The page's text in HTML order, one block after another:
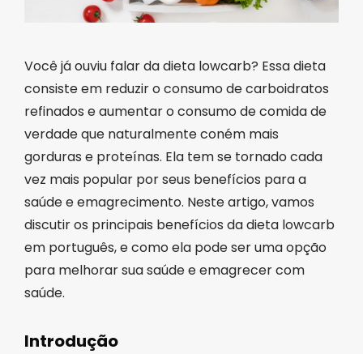
Você já ouviu falar da dieta lowcarb? Essa dieta
consiste em reduzir o consumo de carboidratos
refinados e aumentar o consumo de comida de
verdade que naturalmente coném mais
gorduras e proteínas. Ela tem se tornado cada
vez mais popular por seus benefícios para a
saúde e emagrecimento. Neste artigo, vamos
discutir os principais benefícios da dieta lowcarb
em português, e como ela pode ser uma opção
para melhorar sua saúde e emagrecer com
saúde.
Introdução